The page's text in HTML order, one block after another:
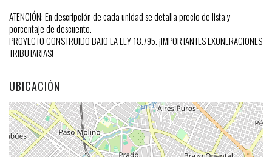
ATENCIÓN: En descripción de cada unidad se detalla precio de lista y
porcentaje de descuento.
PROYECTO CONSTRUIDO BAJO LA LEY 18.795. ¡IMPORTANTES EXONERACIONES
TRIBUTARIAS!
UBICACIÓN